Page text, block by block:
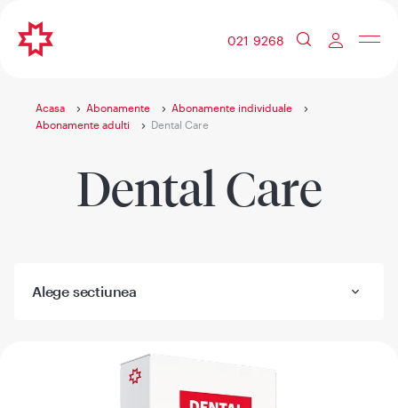
021 9268
Acasa Abonamente
Abonamente individuale
Abonamente adulti
Dental Care
Dental Care
Alege sectiunea